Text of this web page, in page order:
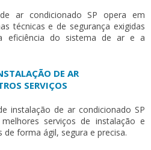
ar condicionado SP opera em
técnicas e de segurança exigidas
eficiência do sistema de ar e a
DE AR
SERVIÇOS
instalação de ar condicionado SP
serviços de instalação e
de forma ágil, segura e precisa.